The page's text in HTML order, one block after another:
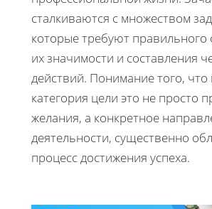
сталкиваются с множеством
которые требуют правильного
их значимости и составления
действий. Понимание того, что
категория цели это не просто
желания, а конкретное
деятельности, существенно
процесс достижения успеха.